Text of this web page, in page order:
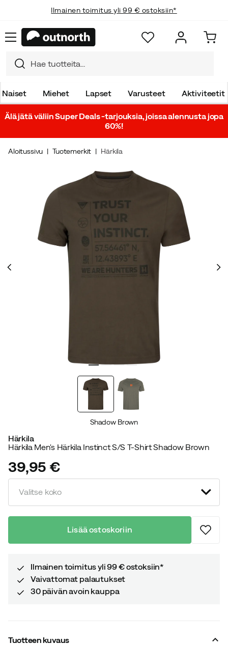
Ilmainen toimitus yli 99 € ostoksiin*
Naiset Miehet Lapset Varusteet Aktiviteetit
Älä jätä väliin Super Deals -tarjouksia, joissa alennusta jopa
60%!
Aloitussivu Tuotemerkit Härkila
Shadow Brown
Härkila
Härkila Men's Härkila Instinct S/S T-Shirt Shadow Brown
price
39,95 €
Valitse koko
Lisää ostoskoriin
Ilmainen toimitus yli 99 € ostoksiin*
Vaivattomat palautukset
30 päivän avoin kauppa
Tuotteen kuvaus